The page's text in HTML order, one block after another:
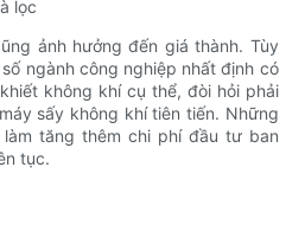
lọc
ảnh hưởng đến giá thành. Tùy
ngành công nghiệp nhất định có
không khí cụ thể, đòi hỏi phải
sấy không khí tiên tiến. Những
tăng thêm chi phí đầu tư ban
tục.